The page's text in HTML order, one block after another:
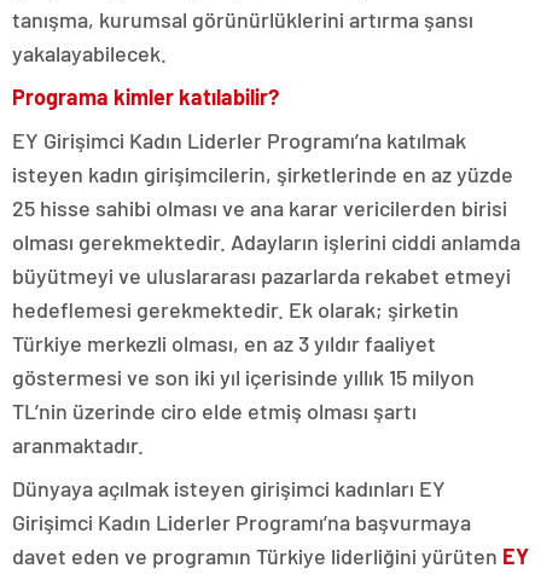
tanışma, kurumsal görünürlüklerini artırma şansı
yakalayabilecek.
Programa kimler katılabilir?
EY Girişimci Kadın Liderler Programı’na katılmak
isteyen kadın girişimcilerin, şirketlerinde en az yüzde
25 hisse sahibi olması ve ana karar vericilerden birisi
olması gerekmektedir. Adayların işlerini ciddi anlamda
büyütmeyi ve uluslararası pazarlarda rekabet etmeyi
hedeflemesi gerekmektedir. Ek olarak; şirketin
Türkiye merkezli olması, en az 3 yıldır faaliyet
göstermesi ve son iki yıl içerisinde yıllık 15 milyon
TL’nin üzerinde ciro elde etmiş olması şartı
aranmaktadır.
Dünyaya açılmak isteyen girişimci kadınları EY
Girişimci Kadın Liderler Programı’na başvurmaya
davet eden ve programın Türkiye liderliğini yürüten EY